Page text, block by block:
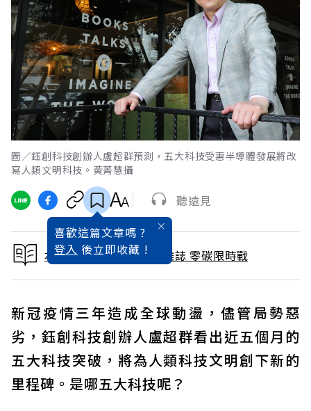
圖／鈺創科技創辦人盧超群預測，五大科技受惠半導體發展將改
寫人類文明科技。黃菁慧攝
喜歡這篇文章嗎 ?
登入 後立即收藏 !
聽遠見
本文出自 2023 / 4月號雜誌 零碳限時戰
新冠疫情三年造成全球動盪，儘管局勢惡
劣，鈺創科技創辦人盧超群看出近五個月的
五大科技突破，將為人類科技文明創下新的
里程碑。是哪五大科技呢？